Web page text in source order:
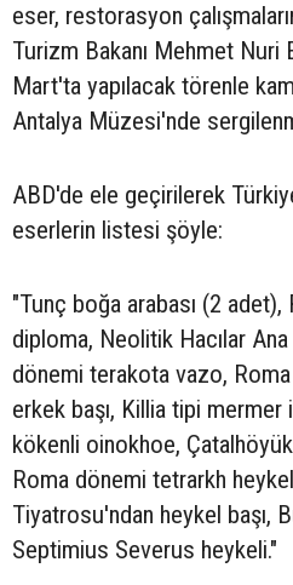
eser, restorasyon
Turizm Bakanı Mehmet Nuri
Mart'ta yapılacak törenle
Antalya Müzesi'nde
ABD'de ele geçirilerek
eserlerin listesi şöyle:
"Tunç boğa arabası (2
diploma, Neolitik Hacılar
dönemi terakota vazo,
erkek başı, Killia tipi
kökenli oinokhoe,
Roma dönemi tetrarkh
Tiyatrosu'ndan heykel başı,
Septimius Severus heykeli."